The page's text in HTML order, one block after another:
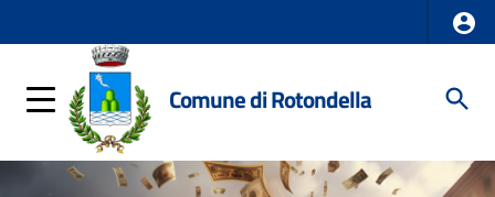
Comune di Rotondella